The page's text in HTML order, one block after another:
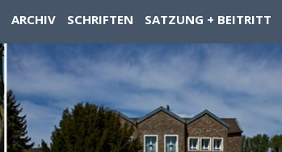
ARCHIV SCHRIFTEN SATZUNG + BEITRITT